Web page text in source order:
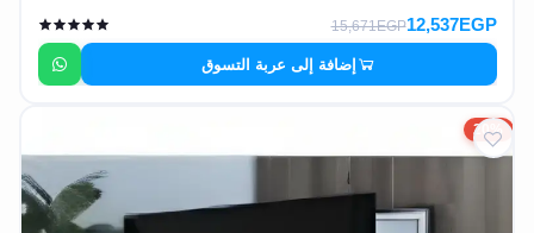
12,537EGP
15,671EGP
إضافة إلى عربة التسوق
20%